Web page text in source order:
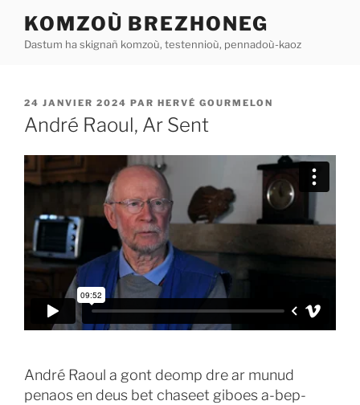
contenu
KOMZOÙ BREZHONEG
Dastum ha skignañ komzoù, testennioù, pennadoù-kaoz
PUBLIÉ
LE
24 JANVIER 2024 PAR HERVÉ GOURMELON
André Raoul, Ar Sent
André Raoul a gont deomp dre ar munud
penaos en deus bet chaseet giboes a-bep-